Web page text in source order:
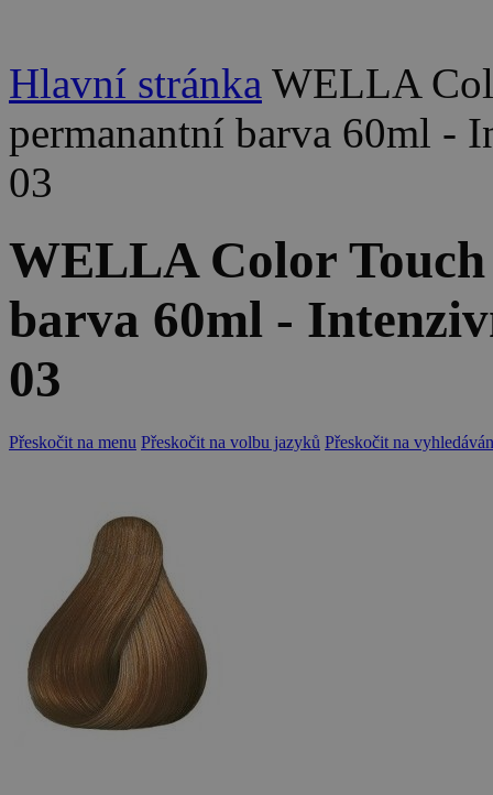
Hlavní stránka WELLA
permanantní barva 60ml -
03
WELLA Color
barva 60ml -
03
Přeskočit na menu Přeskočit na volbu jazyků Přeskočit na